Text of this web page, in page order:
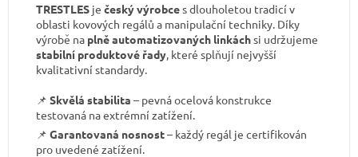
TRESTLES je český výrobces dlouholetou tradicí v
oblasti kovových regálů a manipulační techniky. Díky
výrobě na plně automatizovaných linkáchsi udržujeme
stabilní produktové řady, které splňují nejvyšší
kvalitativní standardy.
📌 Skvělá stabilita – pevná ocelová konstrukce
testovaná na extrémní zatížení.
📌 Garantovaná nosnost– každý regál je certifikován
pro uvedené zatížení.